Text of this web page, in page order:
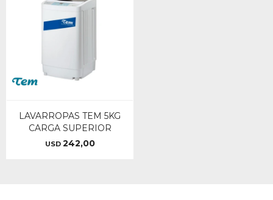
LAVARROPAS TEM 5KG
CARGA SUPERIOR
USD 242,00